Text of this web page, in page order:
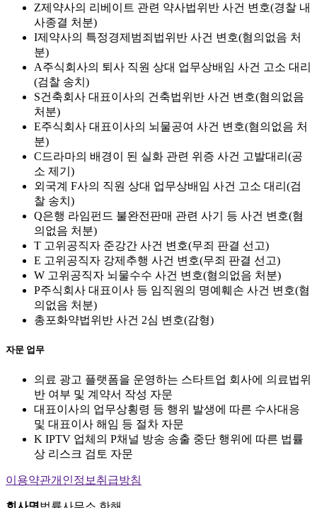
Z제약사의 리베이트 관련 약사법위반 사건 변호(경찰 내
사종결 처분)
I제약사의 특정경제범죄법위반 사건 변호(혐의없음 처
분)
A주식회사의 퇴사 직원 상대 업무상배임 사건 고소 대리
(검찰 송치)
S건축회사 대표이사의 건축법위반 사건 변호(혐의없음
처분)
E주식회사 대표이사의 뇌물공여 사건 변호(혐의없음 처
분)
C드라마의 배경이 된 실화 관련 위증 사건 고발대리(공
소 제기)
외국계 F사의 직원 상대 업무상배임 사건 고소 대리(검
찰 송치)
Q은행 라임펀드 불완전판매 관련 사기 등 사건 변호(혐
의없음 처분)
T 고위공직자 준강간 사건 변호(무죄 판결 선고)
E 고위공직자 강제추행 사건 변호(무죄 판결 선고)
W 고위공직자 뇌물수수 사건 변호(혐의없음 처분)
P주식회사 대표이사 등 임직원의 명예훼손 사건 변호(혐
의없음 처분)
총포화약법위반 사건 2심 변호(감형)
자문 업무
의료 광고 플랫폼을 운영하는 스타트업 회사에 의료법위
반 여부 및 계약서 작성 자문
대표이사의 업무상횡령 등 행위 발생에 따른 수사대응
및 대표이사 해임 등 절차 자문
K IPTV 업체의 P채널 방송 송출 중단 행위에 따른 법률
상 리스크 검토 자문
이용약관개인정보취급방침